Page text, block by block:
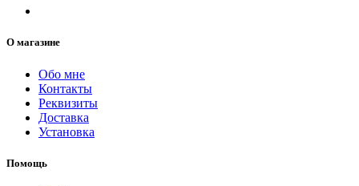
О магазине
Обо мне
Контакты
Реквизиты
Доставка
Установка
Помощь